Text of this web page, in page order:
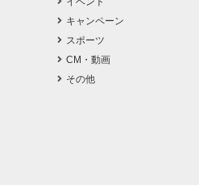
キャンペーン
スポーツ
CM・動画
その他